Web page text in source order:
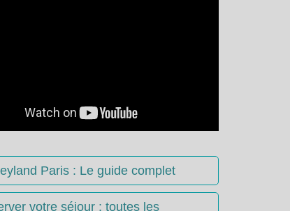
Paris : Le guide complet
votre séjour : toutes les